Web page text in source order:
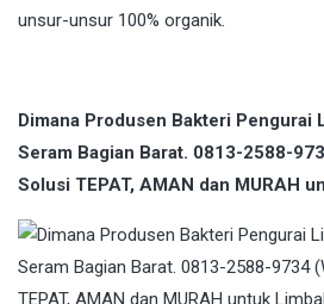
unsur-unsur 100% organik.
Dimana Produsen Bakteri Pengurai
Seram Bagian Barat. 0813-2588-
Solusi TEPAT, AMAN dan MURAH